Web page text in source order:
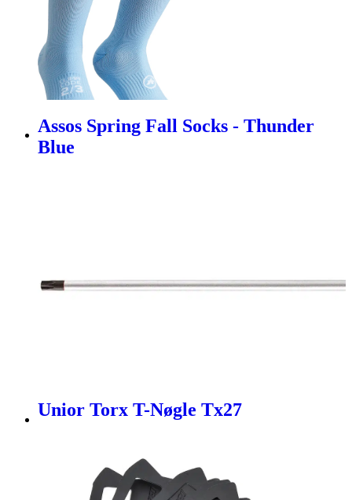
Assos Spring Fall Socks - Thunder
Blue
Unior Torx T-Nøgle Tx27